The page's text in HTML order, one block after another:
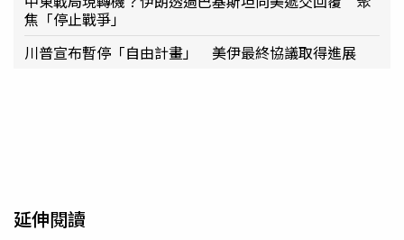
焦「停止戰爭」
川普宣布暫停「自由計畫」 美伊最終協議取得進展
延伸閱讀